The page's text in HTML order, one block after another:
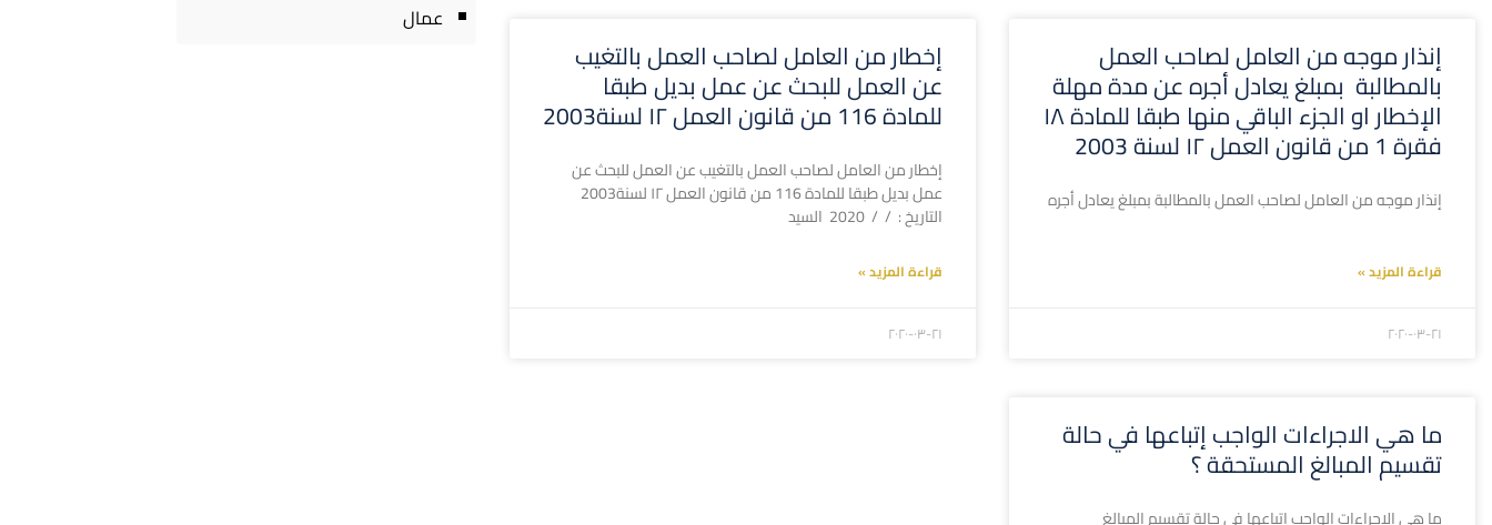
إنذار موجه من العامل لصاحب العمل
بالمطالبة بمبلغ يعادل أجره عن مدة مهلة
الإخطار او الجزء الباقي منها طبقا للمادة ۱۸
فقرة 1 من قانون العمل ۱۲ لسنة 2003
إنذار موجه من العامل لصاحب العمل بالمطالبة بمبلغ يعادل أجره
قراءة المزيد »
۲۰۲۰-۰۳-۲۱
إخطار من العامل لصاحب العمل بالتغيب
عن العمل للبحث عن عمل بديل طبقا
للمادة 116 من قانون العمل ۱۲ لسنة2003
إخطار من العامل لصاحب العمل بالتغيب عن العمل للبحث عن
التاريخ : / / 2020 السيد
قراءة المزيد »
۲۰۲۰-۰۳-۲۱
ما هي الاجراءات الواجب إتباعها في حالة
تقسيم المبالغ المستحقة ؟
ما هي الاجراءات الواجب إتباعها في حالة تقسيم المبالغ
عمال